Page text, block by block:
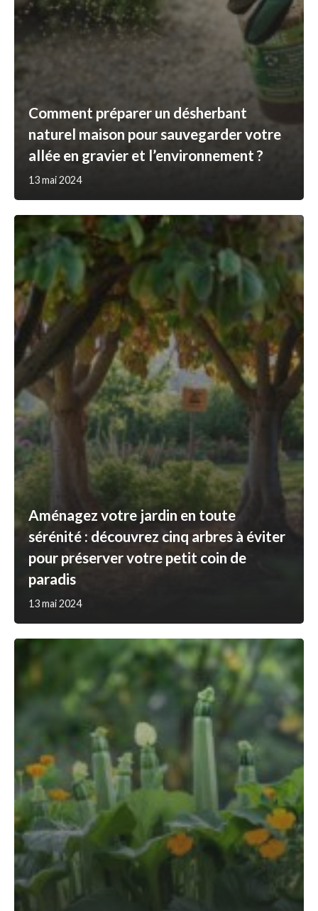
Comment préparer un désherbant
naturel maison pour sauvegarder votre
allée en gravier et l’environnement ?
13 mai 2024
Aménagez votre jardin en toute
sérénité : découvrez cinq arbres à éviter
pour préserver votre petit coin de
paradis
13 mai 2024